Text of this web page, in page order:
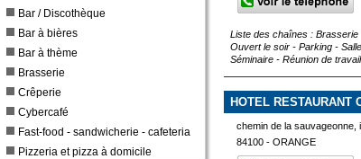
Bar / Discothèque
Bar à bières
Bar à thème
Brasserie
Crêperie
Cybercafé
Fast-food - sandwicherie - cafeteria
Pizzeria et pizza à domicile
Liste des chaînes : Brasserie
Ouvert le soir - Parking -
Séminaire - Réunion de
HOTEL RESTAURANT
chemin de la sauvageonne,
84100 - ORANGE